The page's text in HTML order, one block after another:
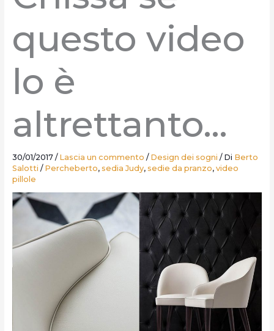
questo video
lo è
altrettanto…
30/01/2017 / Lascia un commento / Design dei sogni / Di Berto
Salotti / Percheberto, sedia Judy, sedie da pranzo, video
pillole